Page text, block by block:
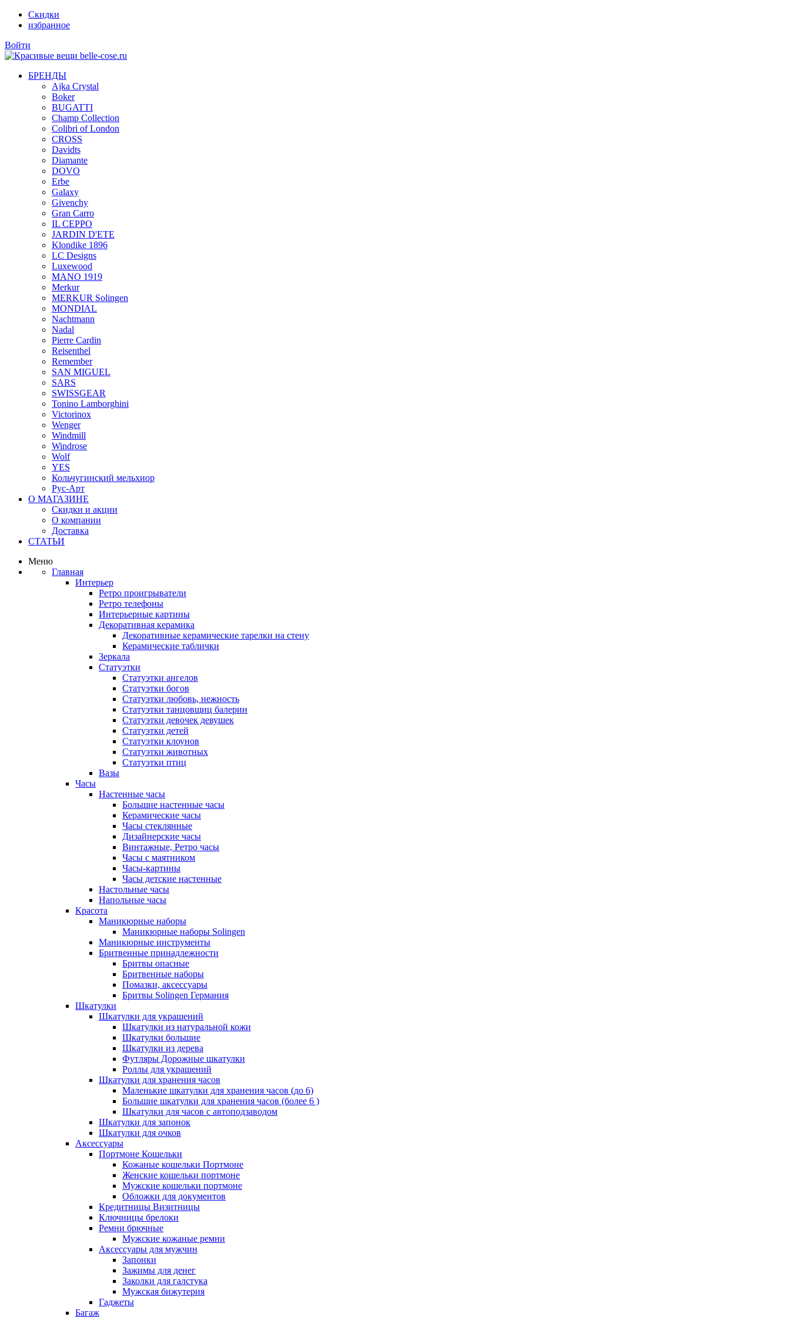
Скидки
избранное
Войти
БРЕНДЫ
Ajka Crystal
Boker
BUGATTI
Champ Collection
Colibri of London
CROSS
Davidts
Diamante
DOVO
Erbe
Galaxy
Givenchy
Gran Carro
IL CEPPO
JARDIN D'ETE
Klondike 1896
LC Designs
Luxewood
MANO 1919
Merkur
MERKUR Solingen
MONDIAL
Nachtmann
Nadal
Pierre Cardin
Reisenthel
Remember
SAN MIGUEL
SARS
SWISSGEAR
Tonino Lamborghini
Victorinox
Wenger
Windmill
Windrose
Wolf
YES
Кольчугинский мельхиор
Рус-Арт
О МАГАЗИНЕ
Скидки и акции
О компании
Доставка
СТАТЬИ
Меню
Главная
Интерьер
Ретро проигрыватели
Ретро телефоны
Интерьерные картины
Декоративная керамика
Декоративные керамические тарелки на стену
Керамические таблички
Зеркала
Статуэтки
Статуэтки ангелов
Статуэтки богов
Статуэтки любовь, нежность
Статуэтки танцовщиц балерин
Статуэтки девочек девушек
Статуэтки детей
Статуэтки клоунов
Статуэтки животных
Статуэтки птиц
Вазы
Часы
Настенные часы
Большие настенные часы
Керамические часы
Часы стеклянные
Дизайнерские часы
Винтажные, Ретро часы
Часы с маятником
Часы-картины
Часы детские настенные
Настольные часы
Напольные часы
Красота
Маникюрные наборы
Маникюрные наборы Solingen
Маникюрные инструменты
Бритвенные принадлежности
Бритвы опасные
Бритвенные наборы
Помазки, аксессуары
Бритвы Solingen Германия
Шкатулки
Шкатулки для украшений
Шкатулки из натуральной кожи
Шкатулки большие
Шкатулки из дерева
Футляры Дорожные шкатулки
Роллы для украшений
Шкатулки для хранения часов
Маленькие шкатулки для хранения часов (до 6)
Большие шкатулки для хранения часов (более 6 )
Шкатулки для часов с автоподзаводом
Шкатулки для запонок
Шкатулки для очков
Аксессуары
Портмоне Кошельки
Кожаные кошельки Портмоне
Женские кошельки портмоне
Мужские кошельки портмоне
Обложки для документов
Кредитницы Визитницы
Ключницы брелоки
Ремни брючные
Мужские кожаные ремни
Аксессуары для мужчин
Запонки
Зажимы для денег
Заколки для галстука
Мужская бижутерия
Гаджеты
Багаж